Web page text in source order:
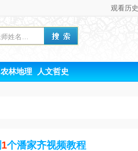
观看历史
农林地理 人文哲史
1个潘家齐视频教程